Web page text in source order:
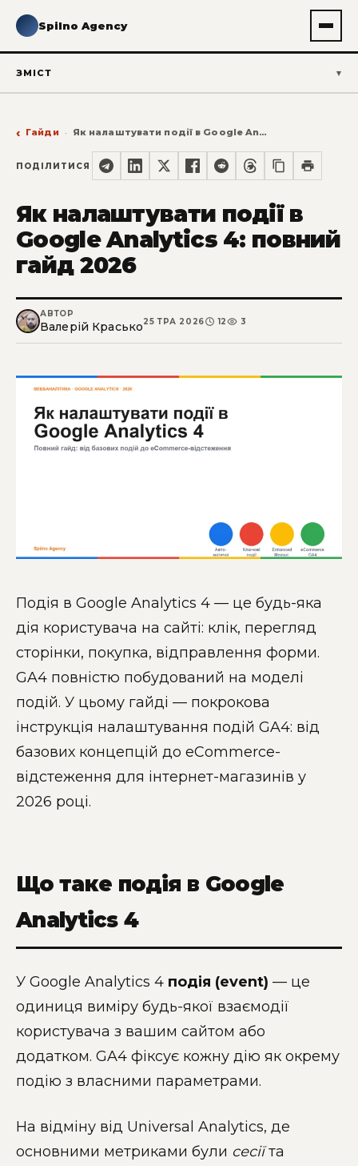
Spilno Agency
ЗМІСТ
Гайди Як налаштувати події в Google Analytics 4: повний гайд 2026
ПОДІЛИТИСЯ
Як налаштувати події в
Google Analytics 4: повний
гайд 2026
АВТОР
Валерій Красько25 ТРА 2026 12 3
Подія в Google Analytics 4 — це будь-яка
дія користувача на сайті: клік, перегляд
сторінки, покупка, відправлення форми.
GA4 повністю побудований на моделі
подій. У цьому гайді — покрокова
інструкція налаштування подій GA4: від
базових концепцій до eCommerce-
відстеження для інтернет-магазинів у
2026 році.
Що таке подія в Google
Analytics 4
У Google Analytics 4 подія (event) — це
одиниця виміру будь-якої взаємодії
користувача з вашим сайтом або
додатком. GA4 фіксує кожну дію як окрему
подію з власними параметрами.
На відміну від Universal Analytics, де
основними метриками були сесіїта